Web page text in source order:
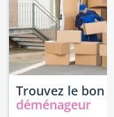
Trouvez le bon
déménageur